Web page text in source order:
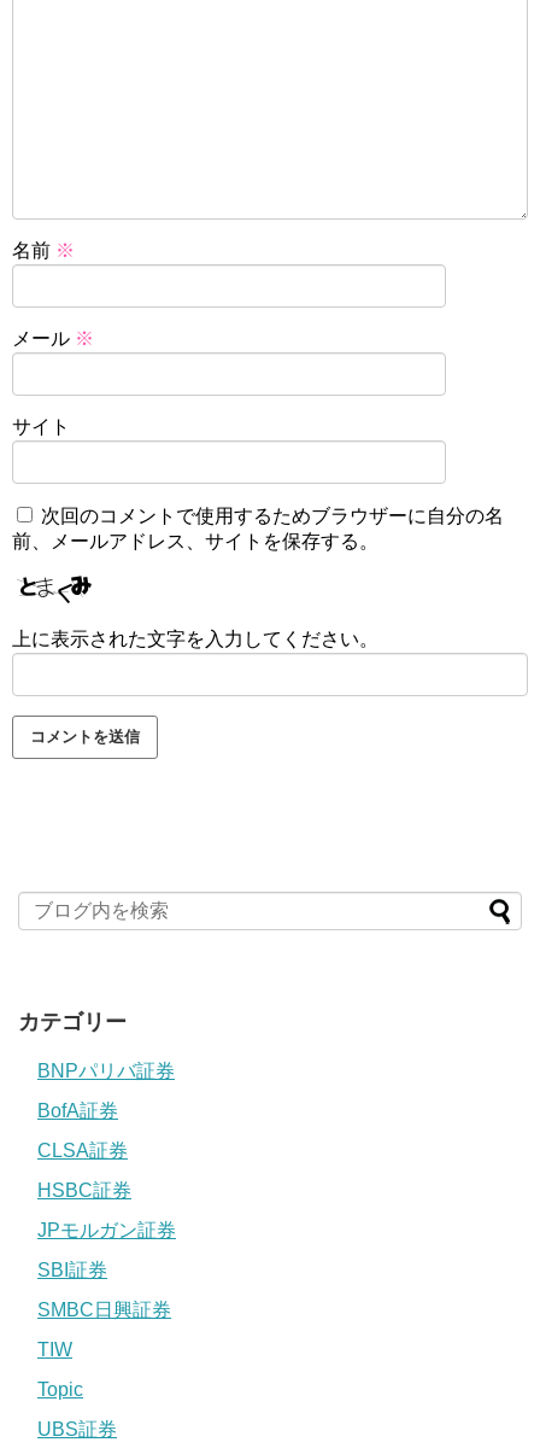
名前 ※
メール ※
サイト
次回のコメントで使用するためブラウザーに自分の名
前、メールアドレス、サイトを保存する。
上に表示された文字を入力してください。
カテゴリー
BNPパリバ証券
BofA証券
CLSA証券
HSBC証券
JPモルガン証券
SBI証券
SMBC日興証券
TIW
Topic
UBS証券